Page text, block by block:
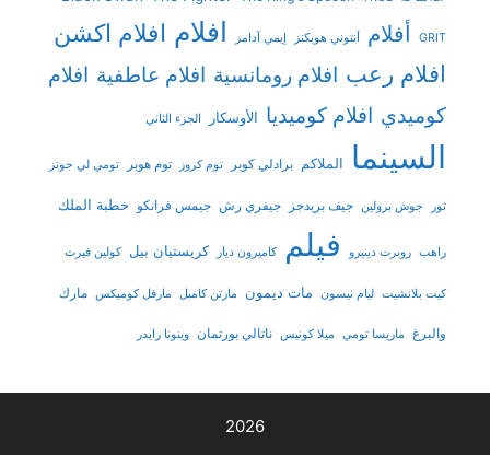
GRIT أفلام أنتوني هوبكنز إيمي آدامز افلام افلام اكشن
افلام رعب افلام رومانسية افلام عاطفية افلام
كوميدي افلام كوميديا الأوسكار الجزء الثاني
السينما الملاكم برادلي كوبر توم كروز توم هوبر تومي لي جونز
ثور جوش برولين جيف بريدجز جيفري رش جيمس فرانكو خطبة الملك
راهب روبرت دينيرو فيلم كاميرون دياز كريستيان بيل كولين فيرث
كيت بلانشيت ليام نيسون مات ديمون مارتن كامبل مارفل كوميكس مارك
والبرغ ماريسا تومي ميلا كونيس ناتالي بورتمان وينونا رايدر
2026